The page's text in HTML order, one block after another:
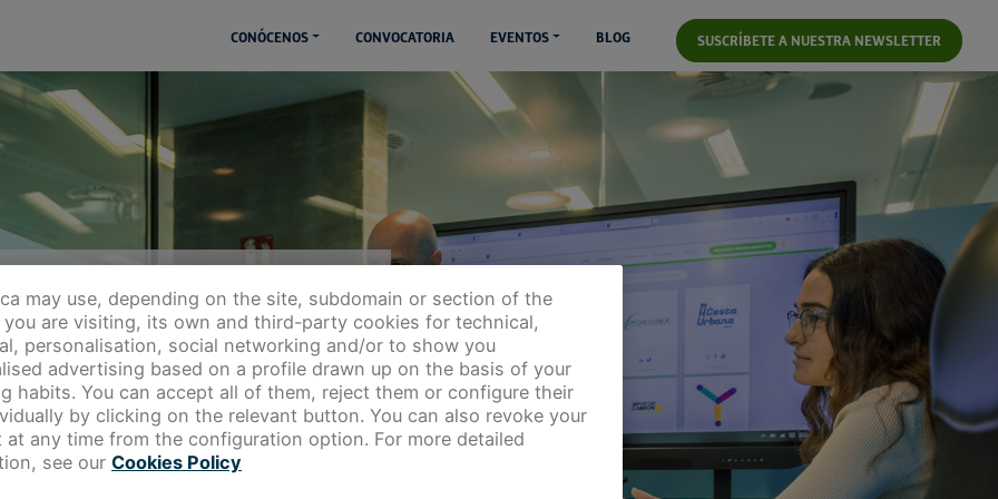
CONÓCENOS CONVOCATORIA EVENTOS BLOG SUSCRÍBETE A NUESTRA NEWSLETTER
Open Future, ¡estos son sus skills!
may use, depending on the site, subdomain or section of the
are visiting, its own and third-party cookies for technical,
personalisation, social networking and/or to show you
advertising based on a profile drawn up on the basis of your
habits. You can accept all of them, reject them or configure their
by clicking on the relevant button. You can also revoke your
at any time from the configuration option. For more detailed
see our Cookies Policy